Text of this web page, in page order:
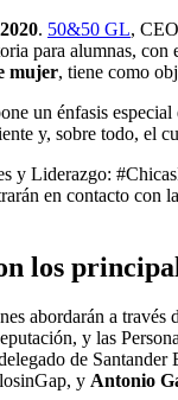
. 50&50 GL,
para alumnas,
mujer, tiene como
un énfasis
y, sobre todo, el
y Liderazgo:
en contacto con la
los
abordarán a
y las
de Santander
y Antonio